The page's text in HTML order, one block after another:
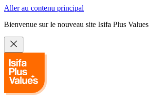
Aller au contenu principal
Bienvenue sur le nouveau site Isifa Plus Values